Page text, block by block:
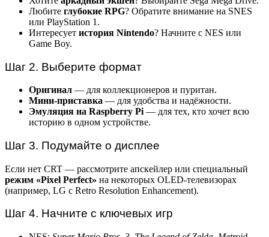
Любите глубокие RPG? Обратите внимание на SNES
или PlayStation 1.
Интересует история Nintendo? Начните с NES или
Game Boy.
Шаг 2. Выберите формат
Оригинал — для коллекционеров и пуритан.
Мини-приставка — для удобства и надёжности.
Эмуляция на Raspberry Pi — для тех, кто хочет всю
историю в одном устройстве.
Шаг 3. Подумайте о дисплее
Если нет CRT — рассмотрите апскейлер или специальный
режим «Pixel Perfect» на некоторых OLED-телевизорах
(например, LG с Retro Resolution Enhancement).
Шаг 4. Начните с ключевых игр